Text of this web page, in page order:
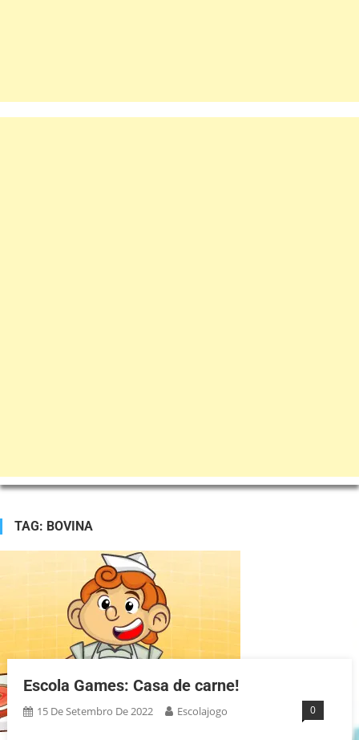
TAG: BOVINA
Escola Games: Casa de carne!
15 De Setembro De 2022 Escolajogo 0